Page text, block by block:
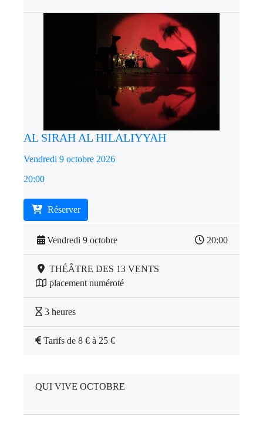
AL SIRAH AL HILALIYYAH
Vendredi 9 octobre 2026
20:00
Réserver
Vendredi 9 octobre 20:00
THÉÂTRE DES 13 VENTS
placement numéroté
3 heures
Tarifs de 8 € à 25 €
QUI VIVE OCTOBRE